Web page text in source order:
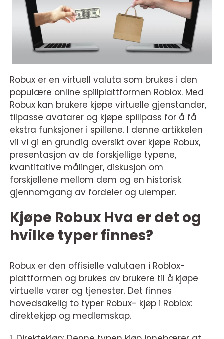
Robux er en virtuell valuta som brukes i den
populære online spillplattformen Roblox. Med
Robux kan brukere kjøpe virtuelle gjenstander,
tilpasse avatarer og kjøpe spillpass for å få
ekstra funksjoner i spillene. I denne artikkelen
vil vi gi en grundig oversikt over kjøpe Robux,
presentasjon av de forskjellige typene,
kvantitative målinger, diskusjon om
forskjellene mellom dem og en historisk
gjennomgang av fordeler og ulemper.
Kjøpe Robux Hva er det og
hvilke typer finnes?
Robux er den offisielle valutaen i Roblox-
plattformen og brukes av brukere til å kjøpe
virtuelle varer og tjenester. Det finnes
hovedsakelig to typer Robux- kjøp i Roblox:
direktekjøp og medlemskap.